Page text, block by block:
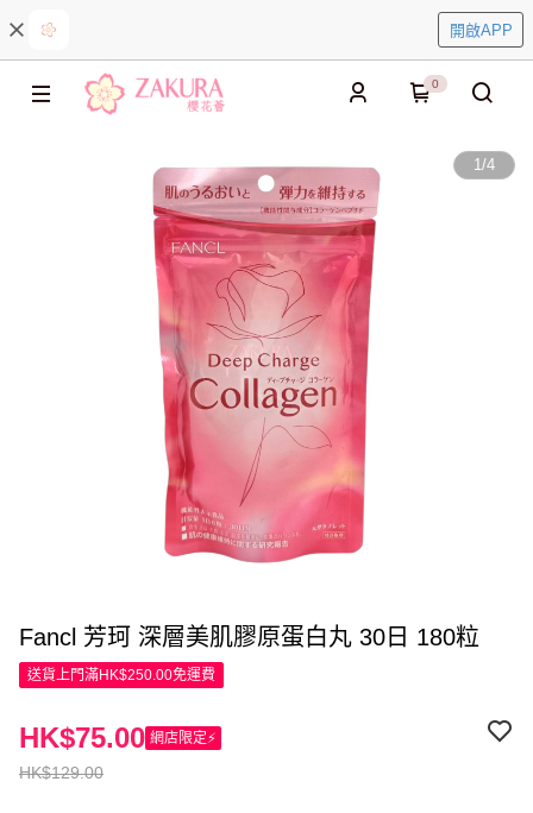
開啟APP
0
1/4
Fancl 芳珂 深層美肌膠原蛋白丸 30日 180粒
送貨上門滿HK$250.00免運費
HK$129.00
HK$75.00 網店限定⚡